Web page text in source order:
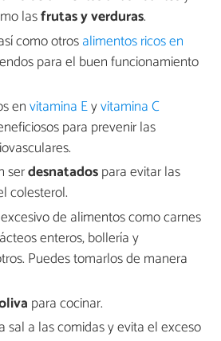
lasfrutas y verduras.
como otrosalimentos ricos en
para el buen funcionamiento
envitamina Eyvitamina C
para prevenir las
serdesnatadospara evitar las
colesterol.
de alimentos como carnes
enteros, bollería y
Puedes tomarlos de manera
para cocinar.
sal a las comidas y evita el exceso